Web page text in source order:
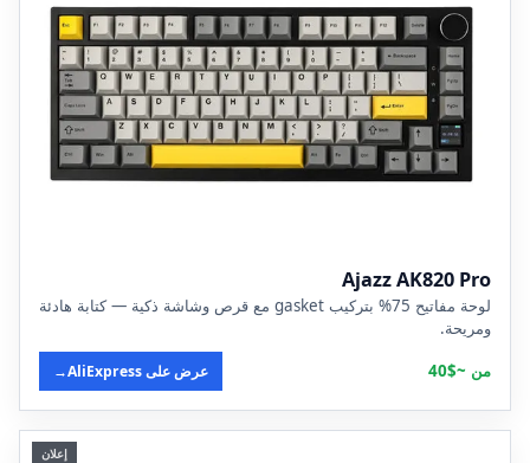
Ajazz AK820 Pro
لوحة مفاتيح 75% بتركيب gasket مع قرص وشاشة ذكية — كتابة هادئة
ومريحة.
من ~$40
عرض على AliExpress →
إعلان